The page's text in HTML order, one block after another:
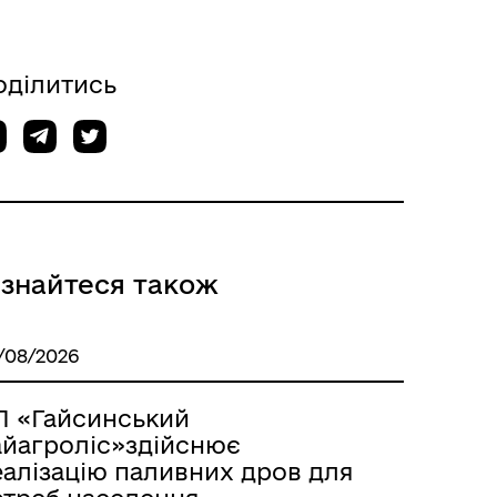
також
2026
«Гайсинський
паливних дров для